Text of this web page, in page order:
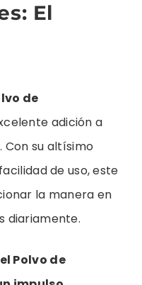
El
de
adición a
Con su altísimo
de uso, este
la manera en
diariamente.
Polvo de